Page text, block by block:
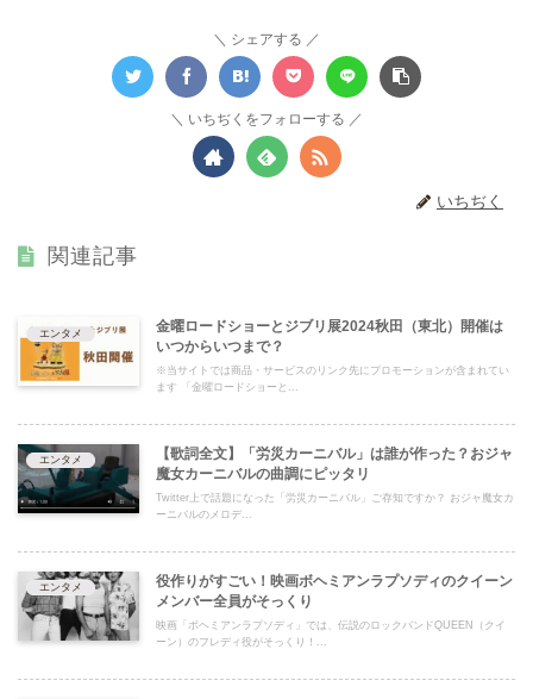
シェアする
いちぢくをフォローする
いちぢく
関連記事
エンタメ
金曜ロードショーとジブリ展2024秋田（東北）開催は
いつからいつまで？
※当サイトでは商品・サービスのリンク先にプロモーションが含まれてい
ます 「金曜ロードショーと...
エンタメ
【歌詞全文】「労災カーニバル」は誰が作った？おジャ
魔女カーニバルの曲調にピッタリ
Twitter上で話題になった「労災カーニバル」ご存知ですか？ おジャ魔女カ
ーニバルのメロデ...
エンタメ
役作りがすごい！映画ボヘミアンラプソディのクイーン
メンバー全員がそっくり
映画「ボヘミアンラプソディ」では、伝説のロックバンドQUEEN（クイ
ーン）のフレディ役がそっくり！...